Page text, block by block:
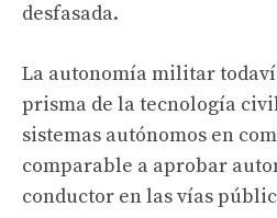
desfasada.
La autonomía militar
prisma de la tecnología
sistemas autónomos en
comparable a aprobar
conductor en las vías